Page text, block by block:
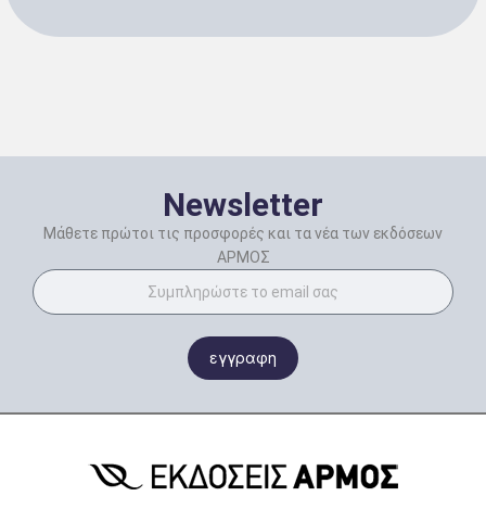
Newsletter
Μάθετε πρώτοι τις προσφορές και τα νέα των εκδόσεων
ΑΡΜΟΣ
εγγραφη